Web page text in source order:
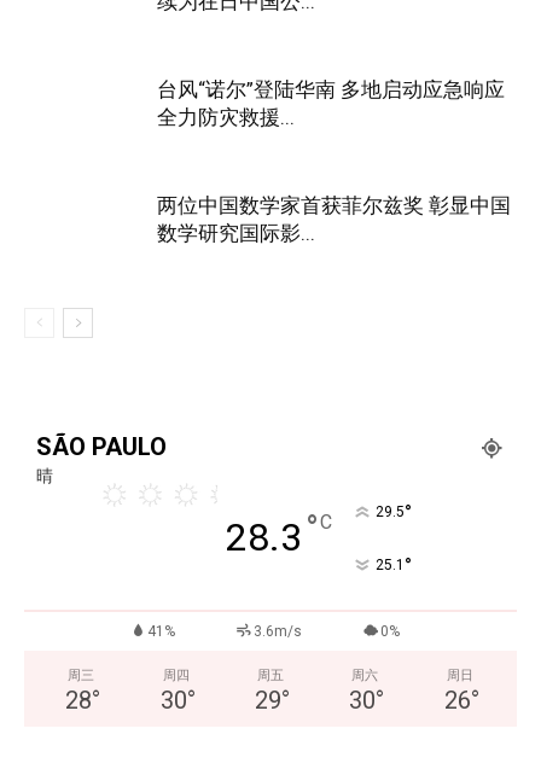
台风“诺尔”登陆华南 多地启动应急响应
全力防灾救援...
两位中国数学家首获菲尔兹奖 彰显中国
数学研究国际影...
SÃO PAULO
晴
28.3 °C 29.5°
25.1 °
41% 3.6m/s 0%
周三
28°
周四
30°
周五
29°
周六
30°
周日
26°